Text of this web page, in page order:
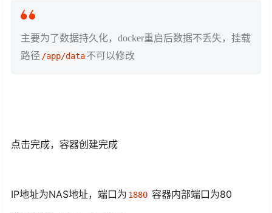
主要为了数据持久化，docker重启后数据不丢失，挂载
路径 /app/data不可以修改
点击完成，容器创建完成
IP地址为NAS地址，端口为 1880 容器内部端口为80